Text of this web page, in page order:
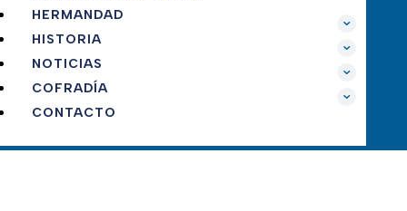
HERMANDAD
HISTORIA
NOTICIAS
COFRADÍA
CONTACTO